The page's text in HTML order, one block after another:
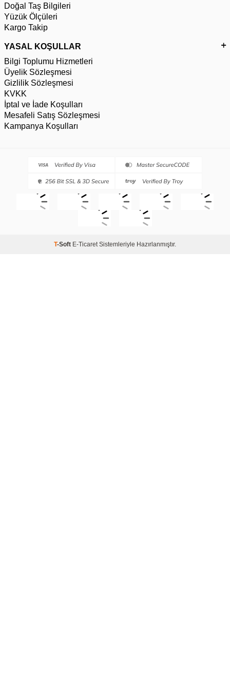
Doğal Taş Bilgileri
Yüzük Ölçüleri
Kargo Takip
YASAL KOŞULLAR
Bilgi Toplumu Hizmetleri
Üyelik Sözleşmesi
Gizlilik Sözleşmesi
KVKK
İptal ve İade Koşulları
Mesafeli Satış Sözleşmesi
Kampanya Koşulları
T-Soft E-Ticaret Sistemleriyle Hazırlanmıştır.